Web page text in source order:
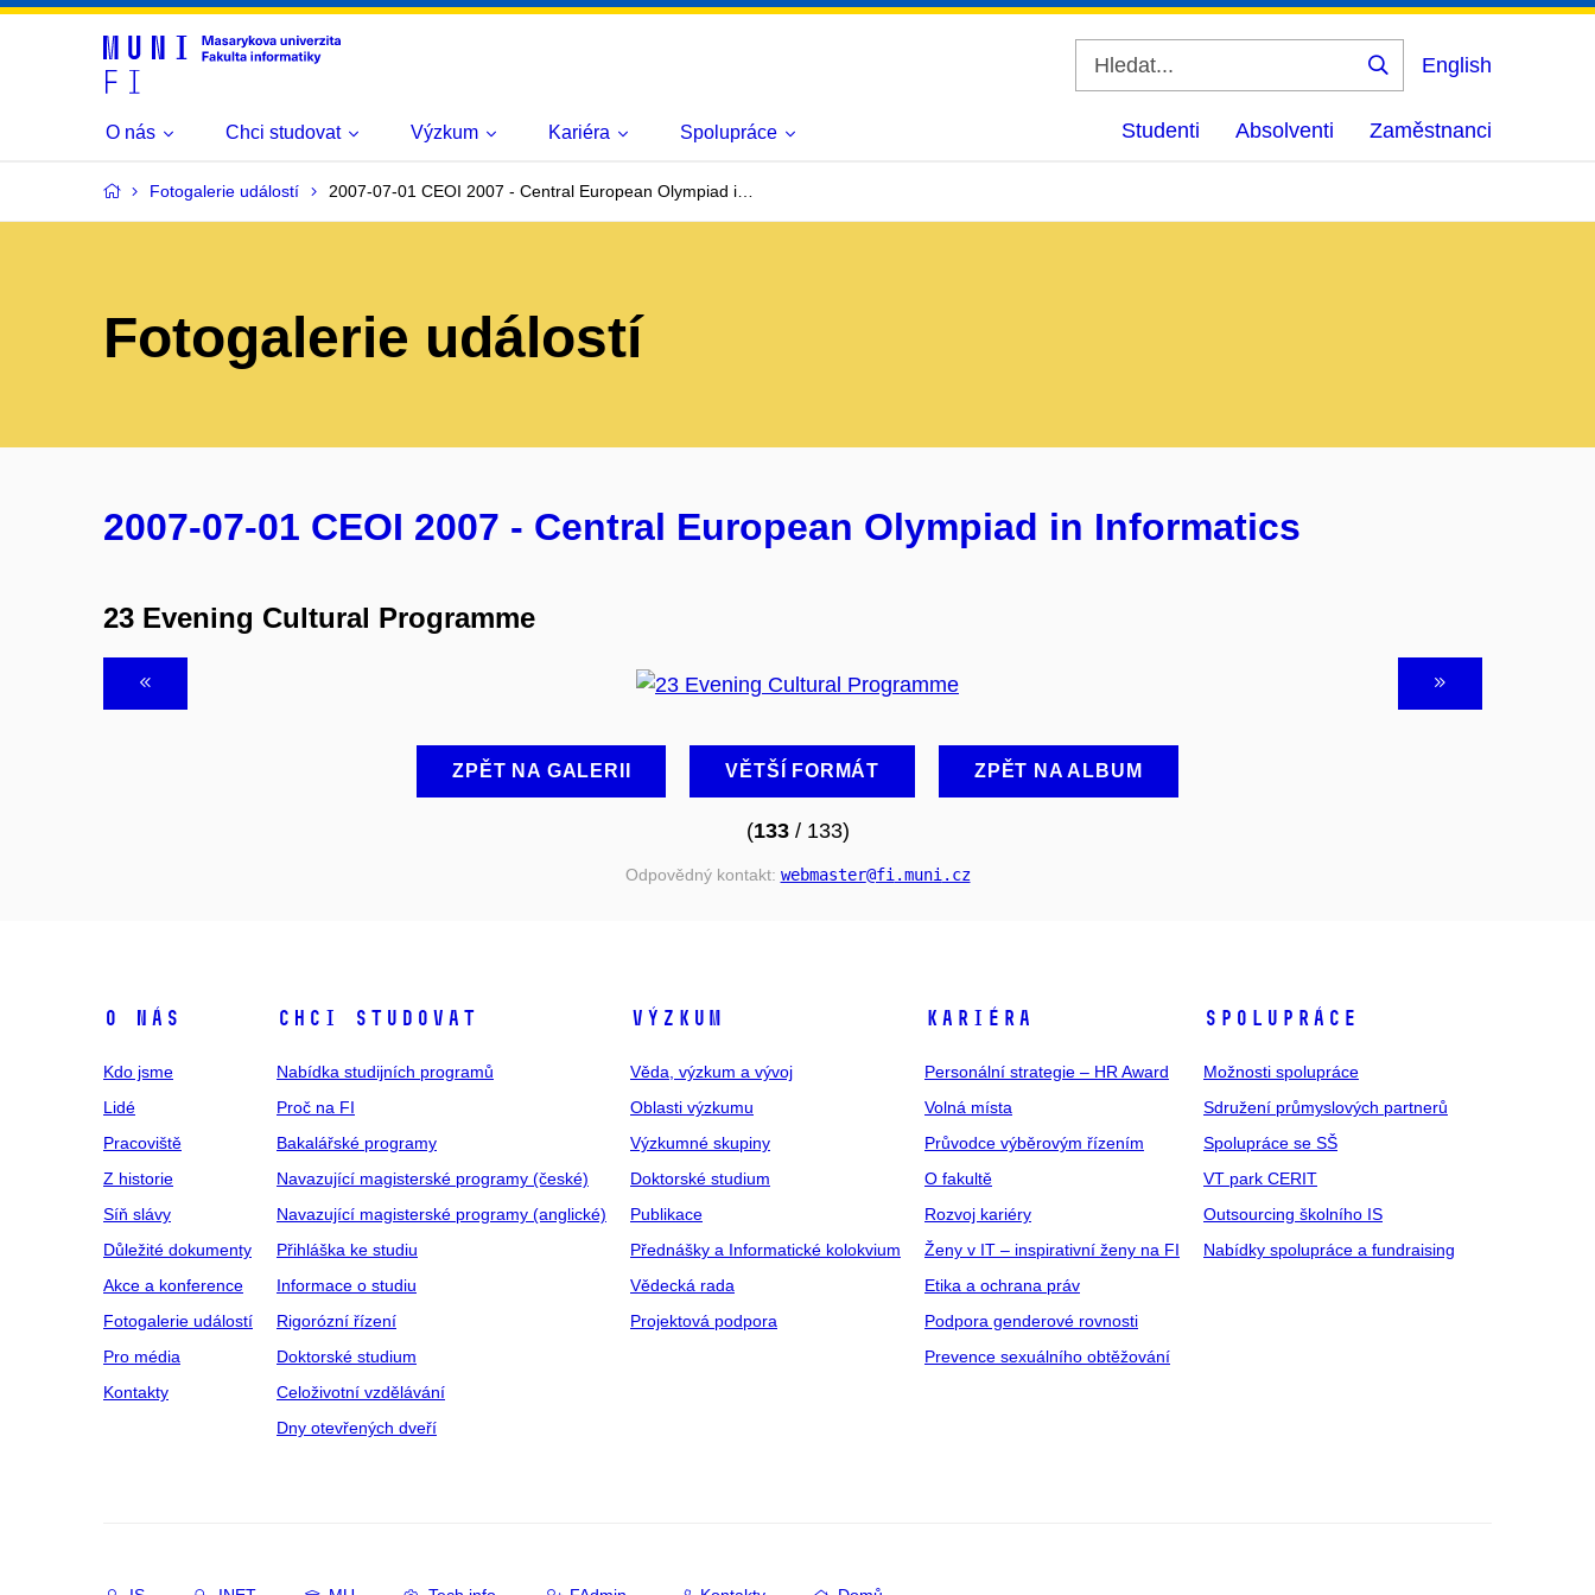
Vyhledat
English
O nás Chci studovat Výzkum Kariéra Spolupráce Studenti Absolventi Zaměstnanci
Fotogalerie událostí 2007-07-01 CEOI 2007 - Central European Olympiad i…
Fotogalerie událostí
2007-07-01 CEOI 2007 - Central European Olympiad in Informatics
23 Evening Cultural Programme
ZPĚT NA GALERII VĚTŠÍ FORMÁT ZPĚT NA ALBUM
(133/ 133)
Odpovědný kontakt: webmaster@fi .muni .cz
O NÁS
Kdo jsme
Lidé
Pracoviště
Z historie
Síň slávy
Důležité dokumenty
Akce a konference
Fotogalerie událostí
Pro média
Kontakty
CHCI STUDOVAT
Nabídka studijních programů
Proč na FI
Bakalářské programy
Navazující magisterské programy (české)
Navazující magisterské programy (anglické)
Přihláška ke studiu
Informace o studiu
Rigorózní řízení
Doktorské studium
Celoživotní vzdělávání
Dny otevřených dveří
VÝZKUM
Věda, výzkum a vývoj
Oblasti výzkumu
Výzkumné skupiny
Doktorské studium
Publikace
Přednášky a Informatické kolokvium
Vědecká rada
Projektová podpora
KARIÉRA
Personální strategie – HR Award
Volná místa
Průvodce výběrovým řízením
O fakultě
Rozvoj kariéry
Ženy v IT – inspirativní ženy na FI
Etika a ochrana práv
Podpora genderové rovnosti
Prevence sexuálního obtěžování
SPOLUPRÁCE
Možnosti spolupráce
Sdružení průmyslových partnerů
Spolupráce se SŠ
VT park CERIT
Outsourcing školního IS
Nabídky spolupráce a fundraising